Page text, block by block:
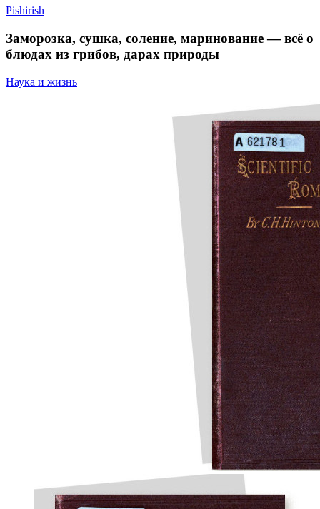
Pishirish
Заморозка, сушка, соление, маринование — всё о
блюдах из грибов, дарах природы
Наука и жизнь